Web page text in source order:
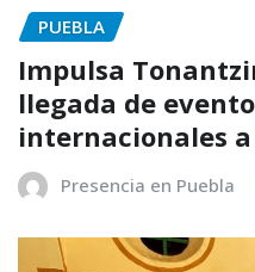
PUEBLA
Impulsa
llegada de
internacionales a
Presencia en Puebla